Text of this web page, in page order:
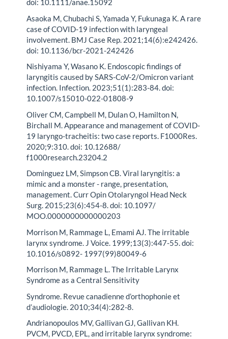
doi: 10.1111/anae.15092
Asaoka M, Chubachi S, Yamada Y, Fukunaga K. A rare
case of COVID-19 infection with laryngeal
involvement. BMJ Case Rep. 2021;14(6):e242426.
doi: 10.1136/bcr-2021-242426
Nishiyama Y, Wasano K. Endoscopic findings of
laryngitis caused by SARS-CoV-2/Omicron variant
infection. Infection. 2023;51(1):283-84. doi:
10.1007/s15010-022-01808-9
Oliver CM, Campbell M, Dulan O, Hamilton N,
Birchall M. Appearance and management of COVID-
19 laryngo-tracheitis: two case reports. F1000Res.
2020;9:310. doi: 10.12688/
f1000research.23204.2
Dominguez LM, Simpson CB. Viral laryngitis: a
mimic and a monster - range, presentation,
management. Curr Opin Otolaryngol Head Neck
Surg. 2015;23(6):454-8. doi: 10.1097/
MOO.0000000000000203
Morrison M, Rammage L, Emami AJ. The irritable
larynx syndrome. J Voice. 1999;13(3):447-55. doi:
10.1016/s0892- 1997(99)80049-6
Morrison M, Rammage L. The Irritable Larynx
Syndrome as a Central Sensitivity
Syndrome. Revue canadienne d’orthophonie et
d’audiologie. 2010;34(4):282-8.
Andrianopoulos MV, Gallivan GJ, Gallivan KH.
PVCM, PVCD, EPL, and irritable larynx syndrome: